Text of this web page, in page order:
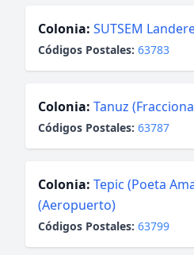
Colonia: SUTSEM
Códigos Postales: 63783
Colonia: Tanuz
Códigos Postales: 63787
Colonia: Tepic (Poeta
(Aeropuerto)
Códigos Postales: 63799